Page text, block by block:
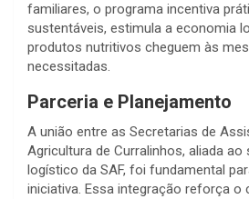
familiares, o programa incentiva
sustentáveis, estimula a economia
produtos nutritivos cheguem às
necessitadas.
Parceria e Planejamento
A união entre as Secretarias de
Agricultura de Curralinhos, aliada
logístico da SAF, foi fundamental
iniciativa. Essa integração reforça o